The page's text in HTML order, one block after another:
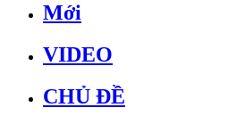
Mới
VIDEO
CHỦ ĐỀ